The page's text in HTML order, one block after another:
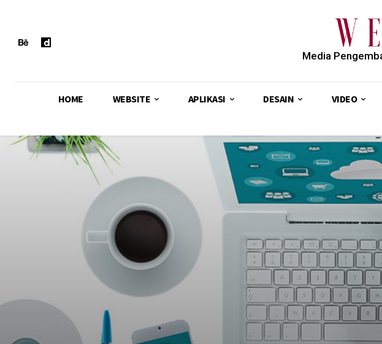
Media
HOME WEBSITE APLIKASI DESAIN VIDEO